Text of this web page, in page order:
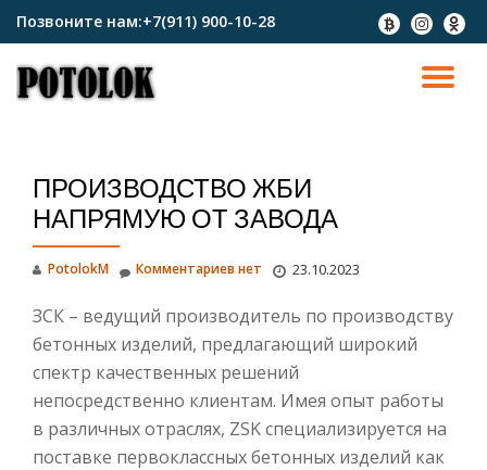
содержимому
Позвоните нам:+7(911) 900-10-28
fa-
btc
fa-
instagram
fa-
ПРОИЗВОДСТВО ЖБИ
НАПРЯМУЮ ОТ ЗАВОДА
PotolokM 23.10.2023
Комментариев нет
ЗСК – ведущий производитель по производству
бетонных изделий, предлагающий широкий
спектр качественных решений
непосредственно клиентам. Имея опыт работы
в различных отраслях, ZSK специализируется на
поставке первоклассных бетонных изделий как